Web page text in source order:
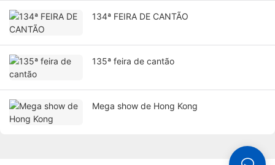
134ª FEIRA DE CANTÃO
135ª feira de cantão
Mega show de Hong Kong